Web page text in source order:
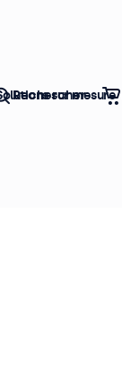
de 19
options
la
sur mesure
Rechercher